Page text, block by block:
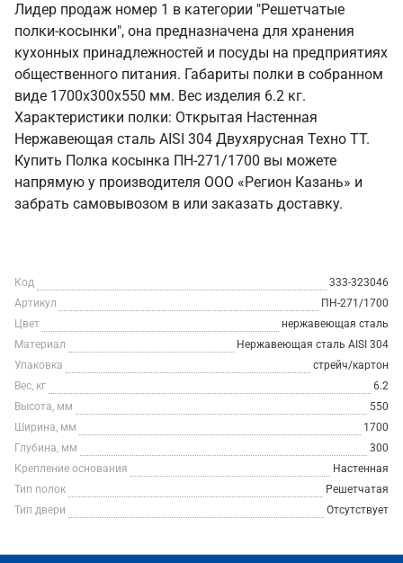
Лидер продаж номер 1 в категории "Решетчатые
полки-косынки", она предназначена для хранения
кухонных принадлежностей и посуды на предприятиях
общественного питания. Габариты полки в собранном
виде 1700х300х550 мм. Вес изделия 6.2 кг.
Характеристики полки: Открытая Настенная
Нержавеющая сталь AISI 304 Двухярусная Техно ТТ.
Купить Полка косынка ПН-271/1700 вы можете
напрямую у производителя ООО «Регион Казань» и
забрать самовывозом в или заказать доставку.
Код
333-323046
Артикул
ПН-271/1700
Цвет
нержавеющая сталь
Материал
Нержавеющая сталь AISI 304
Упаковка
стрейч/картон
Вес, кг
6.2
Высота, мм
550
Ширина, мм
1700
Глубина, мм
300
Крепление основания
Настенная
Тип полок
Решетчатая
Тип двери
Отсутствует